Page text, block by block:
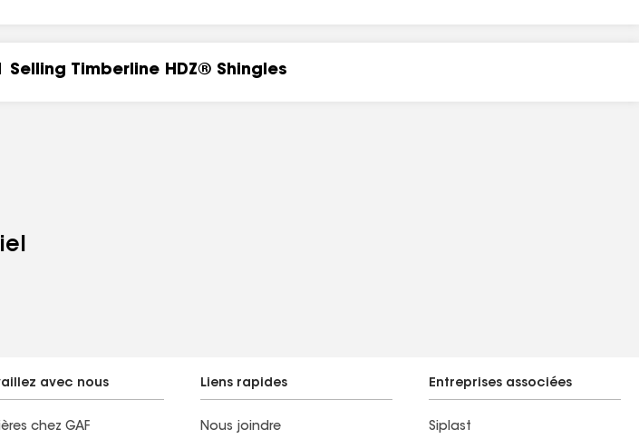
Timberline HDZ® Shingles
avec nous
chez GAF
Liens rapides
Nous joindre
Entreprises associées
Siplast